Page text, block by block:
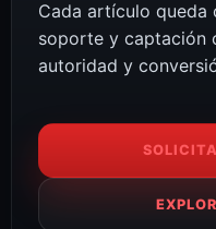
Cada artículo
soporte y captación
autoridad y